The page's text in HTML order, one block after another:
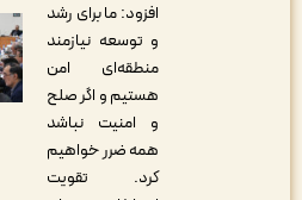
افزود: ما برای رشد
و توسعه نیازمند
منطقه‌ای امن
هستیم و اگر صلح
و امنیت نباشد
همه ضرر خواهیم
کرد. تقویت